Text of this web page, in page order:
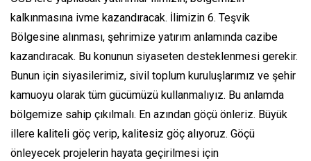
kalkınmasına ivme kazandıracak. İlimizin 6. Teşvik
Bölgesine alınması, şehrimize yatırım anlamında cazibe
kazandıracak. Bu konunun siyaseten desteklenmesi gerekir.
Bunun için siyasilerimiz, sivil toplum kuruluşlarımız ve şehir
kamuoyu olarak tüm gücümüzü kullanmalıyız. Bu anlamda
bölgemize sahip çıkılmalı. En azından göçü önleriz. Büyük
illere kaliteli göç verip, kalitesiz göç alıyoruz. Göçü
önleyecek projelerin hayata geçirilmesi için